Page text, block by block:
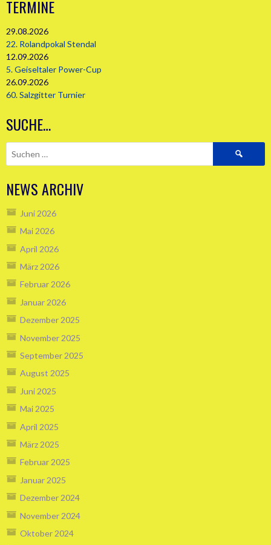
TERMINE
29.08.2026
22. Rolandpokal Stendal
12.09.2026
5. Geiseltaler Power-Cup
26.09.2026
60. Salzgitter Turnier
SUCHE…
Suchen
NEWS ARCHIV
Juni 2026
Mai 2026
April 2026
März 2026
Februar 2026
Januar 2026
Dezember 2025
November 2025
September 2025
August 2025
Juni 2025
Mai 2025
April 2025
März 2025
Februar 2025
Januar 2025
Dezember 2024
November 2024
Oktober 2024